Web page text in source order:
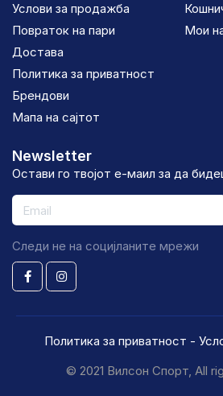
Услови за продажба
Повраток на пари
Достава
Политика за приватност
Брендови
Мапа на сајтот
Мои
Newsletter
Остави го твојот е-маил за да
Следи не на социјланите мрежи
Политика за приватност -
© 2021 Вилсон Спорт, All